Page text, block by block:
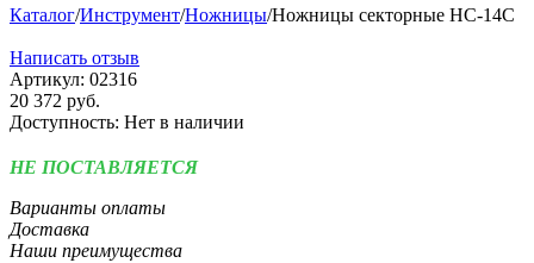
Каталог/Инструмент/Ножницы/Ножницы секторные НС-14С
Написать отзыв
Артикул: 02316
20 372 руб.
Доступность: Нет в наличии
НЕ ПОСТАВЛЯЕТСЯ
Варианты оплаты
Доставка
Наши преимущества